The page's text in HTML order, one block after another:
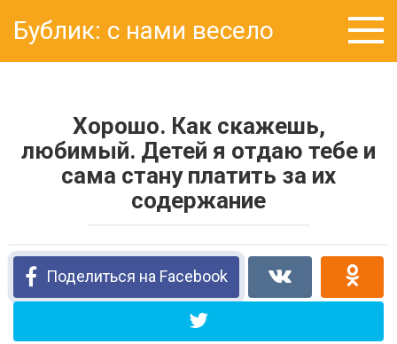
контенту
Бублик: с нами весело
Хорошо. Как скажешь,
любимый. Детей я отдаю тебе и
сама стану платить за их
содержание
Поделиться на Facebook